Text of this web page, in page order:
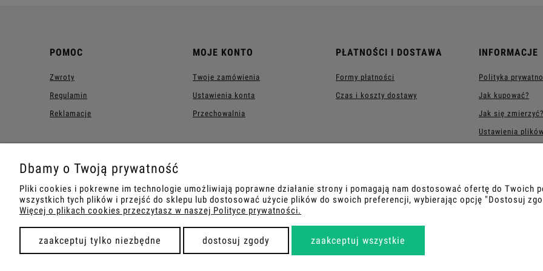
POMOC
Zwroty
Regulamin
Reklamacje
MOJE KONTO
Twoje zamówienia
Ustawienia konta
Przechowalnia
PŁATNOŚCI I DOSTAWA
Formy płatności
Czas i koszty dostawy
INFORMACJE
Polityka
Jak kupować?
Jak się zmierzyć?
Ustawienia
Katowice) i
COPYRIGHT 2026 | WDROŻENIE FLASHCOM SP. Z O.O.
Dbamy o Twoją prywatność
Pliki cookies i pokrewne im technologie umożliwiają poprawne działanie strony i pomagają nam dostosować ofertę do Twoich
wszystkich tych plików i przejść do sklepu lub dostosować użycie plików do swoich preferencji, wybierając opcję "Dostosuj
Więcej o plikach cookies przeczytasz w naszej Polityce prywatności.
zaakceptuj tylko niezbędne dostosuj zgody zaakceptuj wszystkie